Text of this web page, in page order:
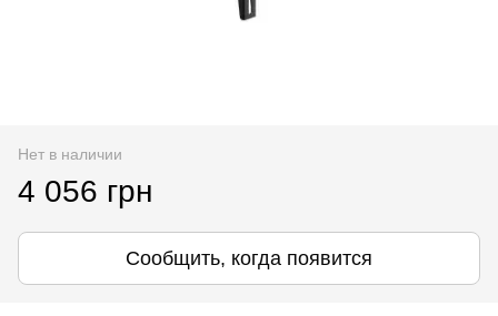
Нет в наличии
4 056 грн
Сообщить, когда появится